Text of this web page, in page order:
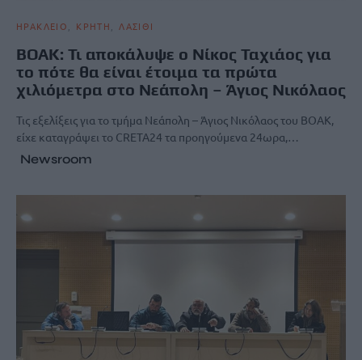
ΗΡΑΚΛΕΙΟ ΚΡΗΤΗ ΛΑΣΙΘΙ
ΒΟΑΚ: Τι αποκάλυψε ο Νίκος Ταχιάος για
το πότε θα είναι έτοιμα τα πρώτα
χιλιόμετρα στο Νεάπολη – Άγιος Νικόλαος
Τις εξελίξεις για το τμήμα Νεάπολη – Άγιος Νικόλαος του BOAK,
είχε καταγράψει το CRETA24 τα προηγούμενα 24ωρα,…
Newsroom